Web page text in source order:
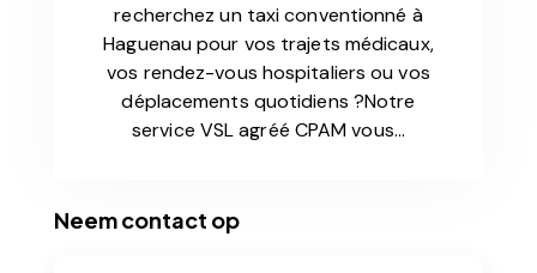
recherchez un taxi conventionné à
Haguenau pour vos trajets médicaux,
vos rendez-vous hospitaliers ou vos
déplacements quotidiens ?Notre
service VSL agréé CPAM vous…
Neem contact op